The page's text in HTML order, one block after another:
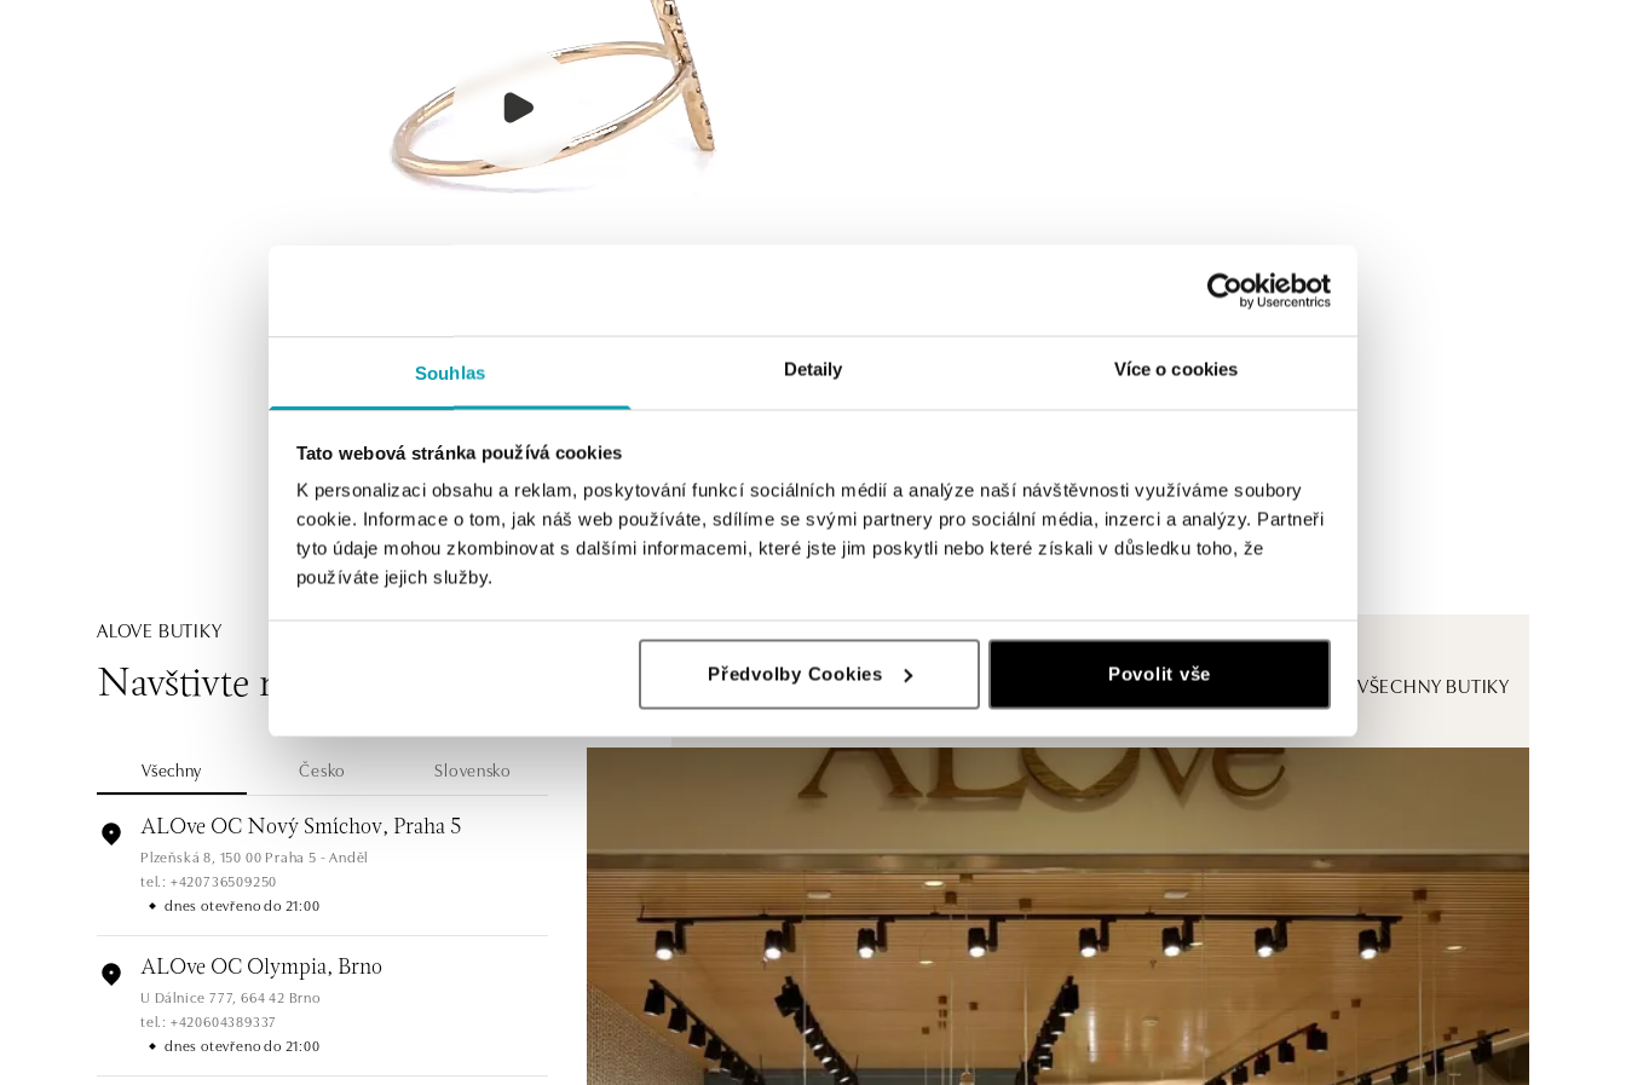
Souhlas Detaily Více o cookies
Tato webová stránka používá cookies
K personalizaci obsahu a reklam, poskytování funkcí sociálních médií a analýze naší návštěvnosti využíváme soubory
cookie. Informace o tom, jak náš web používáte, sdílíme se svými partnery pro sociální média, inzerci a analýzy. Partneři
tyto údaje mohou zkombinovat s dalšími informacemi, které jste jim poskytli nebo které získali v důsledku toho, že
používáte jejich služby.
Předvolby Cookies Povolit vše
ALOVE BUTIKY
Navštivte naše butiky ZOBRAZIT VŠECHNY BUTIKY
Všechny Česko Slovensko
ALOve OC Nový Smíchov, Praha 5
Plzeňská 8, 150 00 Praha 5 - Anděl
tel.: +420736509250
dnes otevřeno do 21:00
ALOve OC Olympia, Brno
U Dálnice 777, 664 42 Brno
tel.: +420604389337
dnes otevřeno do 21:00